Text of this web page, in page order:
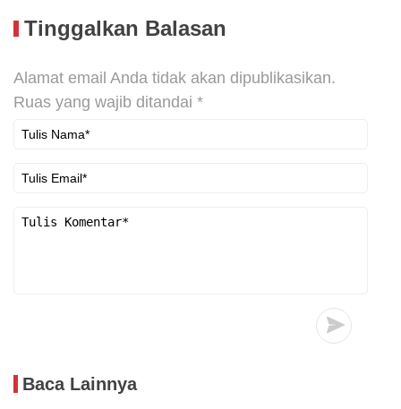
Tinggalkan Balasan
Alamat email Anda tidak akan dipublikasikan.
Ruas yang wajib ditandai *
Baca Lainnya